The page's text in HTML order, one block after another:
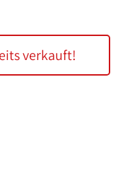
verkauft!